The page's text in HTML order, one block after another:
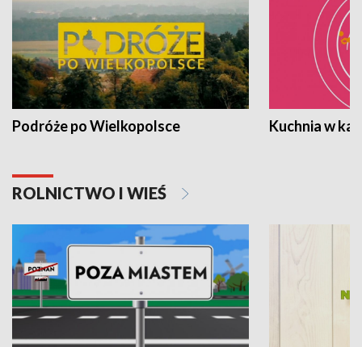
Podróże po Wielkopolsce Kuchnia w
ROLNICTWO I WIEŚ